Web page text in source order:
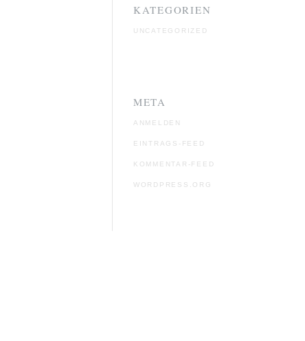
KATEGORIEN
UNCATEGORIZED
META
ANMELDEN
EINTRAGS-FEED
KOMMENTAR-FEED
WORDPRESS.ORG